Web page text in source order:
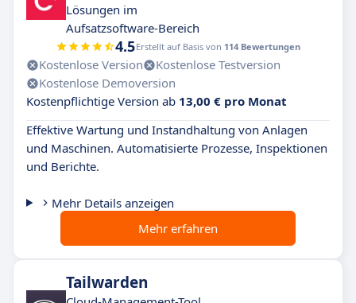
Lösungen im
Aufsatzsoftware-Bereich
4.5Erstellt auf Basis von 114 Bewertungen
Kostenlose Version
Kostenlose Testversion
Kostenlose Demoversion
Kostenpflichtige Version ab 13,00 € pro Monat
Effektive Wartung und Instandhaltung von Anlagen
und Maschinen. Automatisierte Prozesse, Inspektionen
und Berichte.
Mehr Details anzeigen
Mehr erfahren
Tailwarden